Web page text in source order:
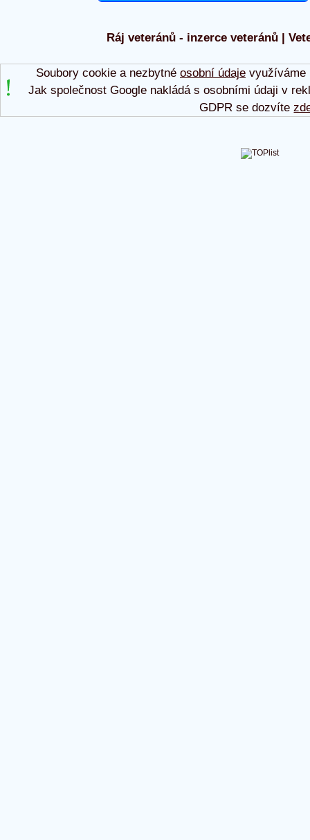
Ráj veteránů - inzerce veteránů |
Soubory cookie a nezbytné osobní údajevyužíváme
Jak společnost Google nakládá s osobními údaji v
GDPR se dozvíte